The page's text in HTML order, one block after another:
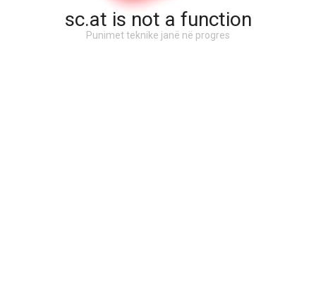
sc.at is not a function
Punimet teknike janë në progres